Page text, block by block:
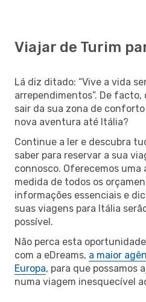
Viajar de Turim
Lá diz ditado: “Vive a vida
arrependimentos”. De facto,
sair da sua zona de
nova aventura até Itália?
Continue a ler e descubra
saber para reservar a sua
connosco. Oferecemos uma
medida de todos os
informações essenciais e
suas viagens para Itália
possível.
Não perca esta
com a eDreams, a maior
Europa, para que possamos
numa viagem inesquecível